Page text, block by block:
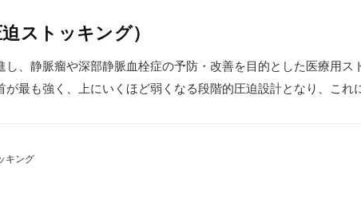
ストッキング）
、静脈瘤や深部静脈血栓症の予防・改善を目的とした医療用
最も強く、上にいくほど弱くなる段階的圧迫設計となり、これ
キング